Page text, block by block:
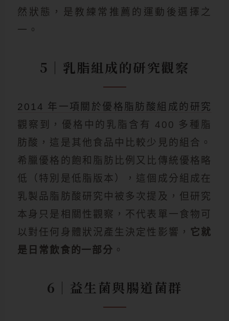
然狀態，是教練常推薦的運動後選擇之
一。
5｜乳脂組成的研究觀察
2014 年一項關於優格脂肪酸組成的研究
觀察到，優格中的乳脂含有 400 多種脂
肪酸，這是其他食品中比較少見的組合。
希臘優格的飽和脂肪比例又比傳統優格略
低（特別是低脂版本），這個成分組成在
乳製品脂肪酸研究中被多次提及，但研究
本身只是相關性觀察，不代表單一食物可
以對任何身體狀況產生決定性影響， 它就
是日常飲食的一部分 。
6｜益生菌與腸道菌群